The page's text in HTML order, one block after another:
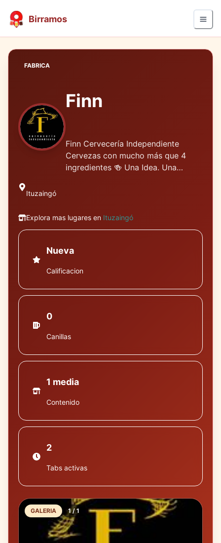
Birramos
FABRICA
Finn
Finn Cervecería Independiente
Cervezas con mucho más que 4
ingredientes 🍻 Una Idea. Una
Ituzaingó
Explora mas lugares en Ituzaingó
Nueva
Calificacion
0
Canillas
1 media
Contenido
2
Tabs activas
GALERIA 1/ 1